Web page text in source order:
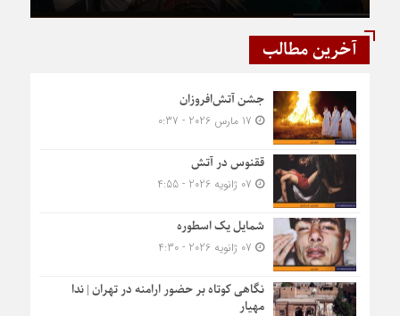
آخرین مطالب
جشن آتش‌افروزان
ققنوس در آتش
شمایل یک اسطوره
نگاهی کوتاه بر حضور ارامنه در تهران | ندا
مهیار